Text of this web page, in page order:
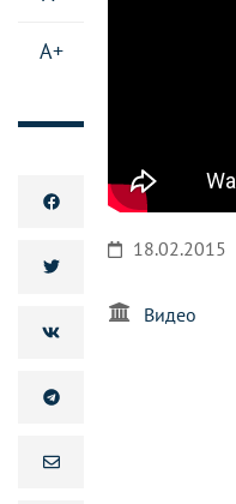
A+
18.02.2015
Видео